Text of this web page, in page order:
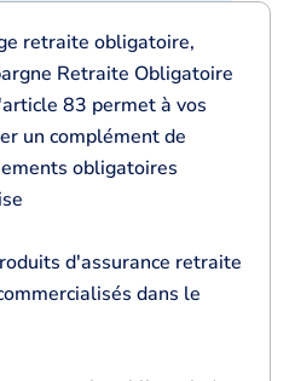
retraite obligatoire,
Retraite Obligatoire
83 permet à vos
un complément de
obligatoires
d'assurance retraite
dans le